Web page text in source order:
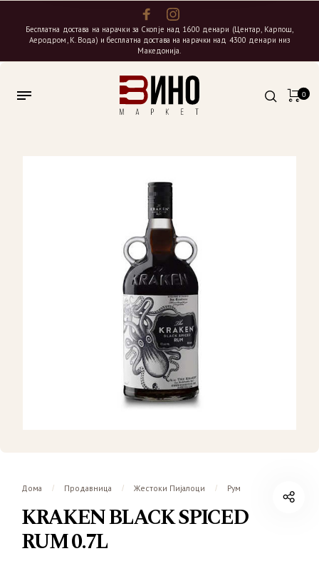
Бесплатна достава на нарачки за Скопје над 1600 денари (Центар, Карпош,
Аеродром, К. Вода) и бесплатна достава на нарачки над 4300 денари низ
Македонија.
0
Дома / Продавница / Жестоки Пијалоци / Рум
KRAKEN BLACK SPICED
RUM 0.7L